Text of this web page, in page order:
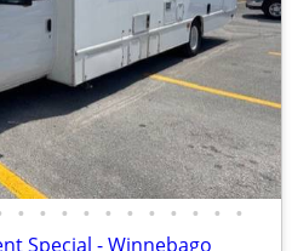
• • • • • • • • • • •
Special - Winnebago